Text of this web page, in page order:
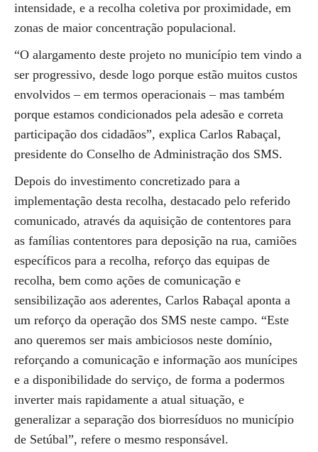
intensidade, e a recolha coletiva por proximidade, em
zonas de maior concentração populacional.
“O alargamento deste projeto no município tem vindo a
ser progressivo, desde logo porque estão muitos custos
envolvidos – em termos operacionais – mas também
porque estamos condicionados pela adesão e correta
participação dos cidadãos”, explica Carlos Rabaçal,
presidente do Conselho de Administração dos SMS.
Depois do investimento concretizado para a
implementação desta recolha, destacado pelo referido
comunicado, através da aquisição de contentores para
as famílias contentores para deposição na rua, camiões
específicos para a recolha, reforço das equipas de
recolha, bem como ações de comunicação e
sensibilização aos aderentes, Carlos Rabaçal aponta a
um reforço da operação dos SMS neste campo. “Este
ano queremos ser mais ambiciosos neste domínio,
reforçando a comunicação e informação aos munícipes
e a disponibilidade do serviço, de forma a podermos
inverter mais rapidamente a atual situação, e
generalizar a separação dos biorresíduos no município
de Setúbal”, refere o mesmo responsável.